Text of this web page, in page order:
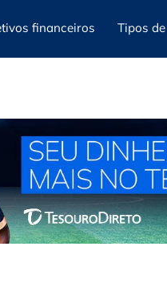
financeiros Tipos